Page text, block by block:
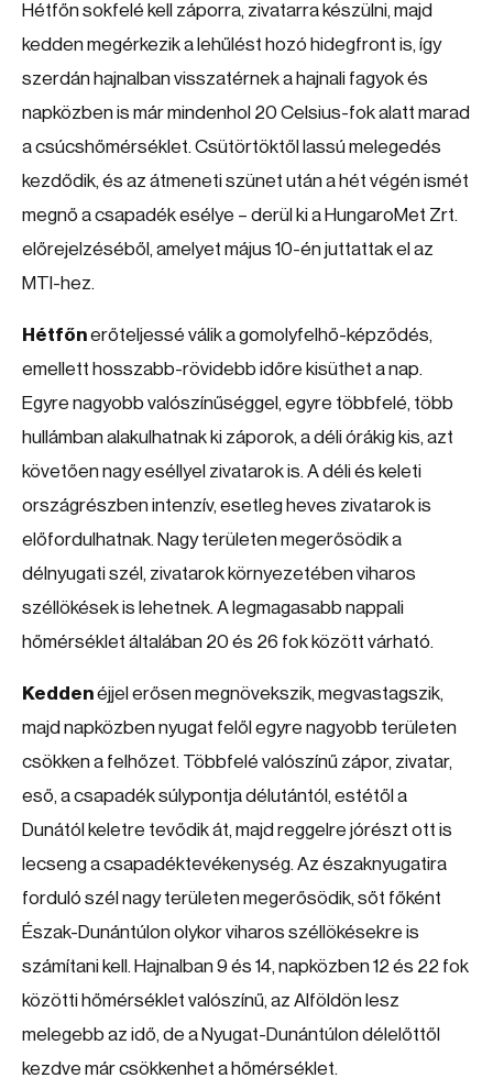
Hétfőn sokfelé kell záporra, zivatarra készülni, majd
kedden megérkezik a lehűlést hozó hidegfront is, így
szerdán hajnalban visszatérnek a hajnali fagyok és
napközben is már mindenhol 20 Celsius-fok alatt marad
a csúcshőmérséklet. Csütörtöktől lassú melegedés
kezdődik, és az átmeneti szünet után a hét végén ismét
megnő a csapadék esélye – derül ki a HungaroMet Zrt.
előrejelzéséből, amelyet május 10-én juttattak el az
MTI-hez.
Hétfőnerőteljessé válik a gomolyfelhő-képződés,
emellett hosszabb-rövidebb időre kisüthet a nap.
Egyre nagyobb valószínűséggel, egyre többfelé, több
hullámban alakulhatnak ki záporok, a déli órákig kis, azt
követően nagy eséllyel zivatarok is. A déli és keleti
országrészben intenzív, esetleg heves zivatarok is
előfordulhatnak. Nagy területen megerősödik a
délnyugati szél, zivatarok környezetében viharos
széllökések is lehetnek. A legmagasabb nappali
hőmérséklet általában 20 és 26 fok között várható.
Keddenéjjel erősen megnövekszik, megvastagszik,
majd napközben nyugat felől egyre nagyobb területen
csökken a felhőzet. Többfelé valószínű zápor, zivatar,
eső, a csapadék súlypontja délutántól, estétől a
Dunától keletre tevődik át, majd reggelre jórészt ott is
lecseng a csapadéktevékenység. Az északnyugatira
forduló szél nagy területen megerősödik, sőt főként
Észak-Dunántúlon olykor viharos széllökésekre is
számítani kell. Hajnalban 9 és 14, napközben 12 és 22 fok
közötti hőmérséklet valószínű, az Alföldön lesz
melegebb az idő, de a Nyugat-Dunántúlon délelőttől
kezdve már csökkenhet a hőmérséklet.